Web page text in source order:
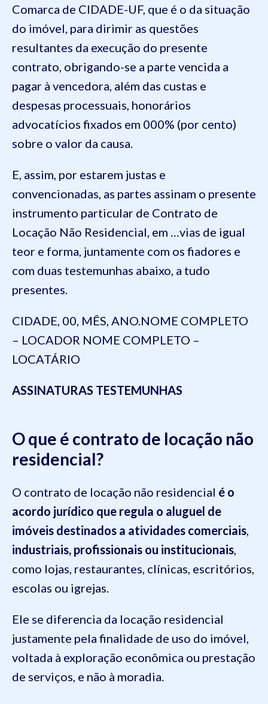
Comarca de CIDADE-UF, que é o da situação
do imóvel, para dirimir as questões
resultantes da execução do presente
contrato, obrigando-se a parte vencida a
pagar à vencedora, além das custas e
despesas processuais, honorários
advocatícios fixados em 000% (por cento)
sobre o valor da causa.
E, assim, por estarem justas e
convencionadas, as partes assinam o presente
instrumento particular de Contrato de
Locação Não Residencial, em …vias de igual
teor e forma, juntamente com os fiadores e
com duas testemunhas abaixo, a tudo
presentes.
CIDADE, 00, MÊS, ANO.NOME COMPLETO
– LOCADOR NOME COMPLETO –
LOCATÁRIO
ASSINATURAS TESTEMUNHAS
O que é contrato de locação não
residencial?
O contrato de locação não residencial é o
acordo jurídico que regula o aluguel de
imóveis destinados a atividades comerciais
industriais, profissionais ou institucionais
como lojas, restaurantes, clínicas, escritórios,
escolas ou igrejas.
Ele se diferencia da locação residencial
justamente pela finalidade de uso do imóvel,
voltada à exploração econômica ou prestação
de serviços, e não à moradia.